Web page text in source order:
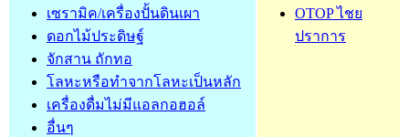
OTOP ไชย
ปราการ
เซรามิค/เครื่องปั้นดินเผา
ดอกไม้ประดิษฐ์
จักสาน ถักทอ
โลหะหรือทำจากโลหะเป็นหลัก
เครื่องดื่มไม่มีแอลกอฮอล์
อื่นๆ